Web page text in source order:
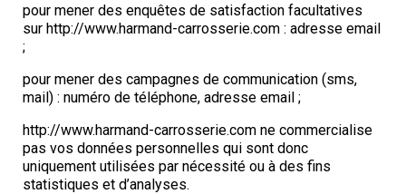
pour mener des enquêtes de satisfaction facultatives
sur http://www.harmand-carrosserie.com : adresse email
;
pour mener des campagnes de communication (sms,
mail) : numéro de téléphone, adresse email ;
http://www.harmand-carrosserie.com ne commercialise
pas vos données personnelles qui sont donc
uniquement utilisées par nécessité ou à des fins
statistiques et d’analyses.